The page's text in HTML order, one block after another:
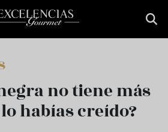
no tiene más
habías creído?